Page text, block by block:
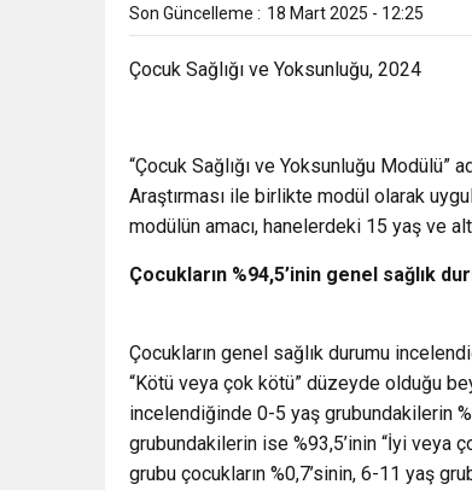
Son Güncelleme : 18 Mart 2025 - 12:25
Çocuk Sağlığı ve Yoksunluğu, 2024
“Çocuk Sağlığı ve Yoksunluğu Modülü”
Araştırması ile birlikte modül olarak
modülün amacı, hanelerdeki 15 yaş ve
Çocukların %94,5’inin genel sağlık
Çocukların genel sağlık durumu
“Kötü veya çok kötü” düzeyde olduğu
incelendiğinde 0-5 yaş grubundakilerin
grubundakilerin ise %93,5’inin “İyi veya
grubu çocukların %0,7’sinin, 6-11 yaş